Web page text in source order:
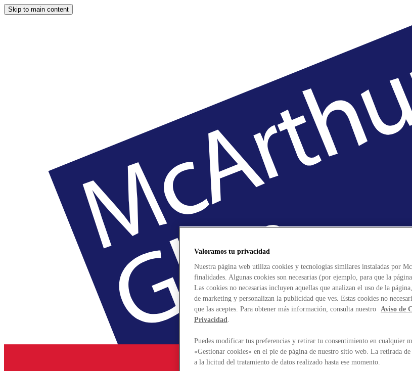
Skip to main content
Valoramos tu privacidad
Nuestra página web utiliza cookies y tecnologías similares instaladas por
finalidades. Algunas cookies son necesarias (por ejemplo, para que la
Las cookies no necesarias incluyen aquellas que analizan el uso de la
de marketing y personalizan la publicidad que ves. Estas cookies no
que las aceptes. Para obtener más información, consulta nuestro Aviso de
Privacidad.
Puedes modificar tus preferencias y retirar tu consentimiento en cualquier
«Gestionar cookies» en el pie de página de nuestro sitio web. La retirada
a la licitud del tratamiento de datos realizado hasta ese momento.